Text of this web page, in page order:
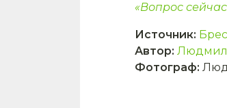
«Вопрос
Источник:
Автор:
Фотограф: